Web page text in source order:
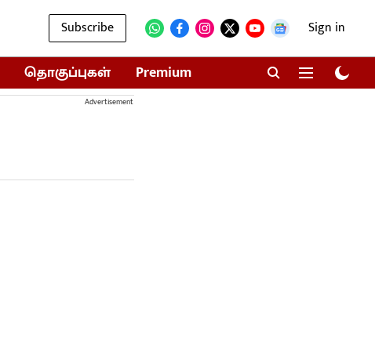
Subscribe Sign in
தொகுப்புகள் Premium
Advertisement